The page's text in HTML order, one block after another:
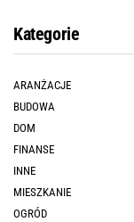
Kategorie
ARANŻACJE
BUDOWA
DOM
FINANSE
INNE
MIESZKANIE
OGRÓD